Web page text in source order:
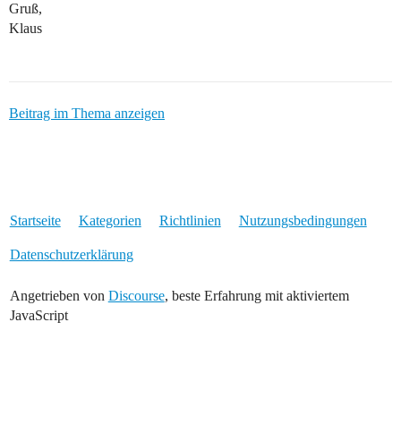
Gruß,
Klaus
Beitrag im Thema anzeigen
Startseite Kategorien Richtlinien Nutzungsbedingungen
Datenschutzerklärung
Angetrieben von Discourse, beste Erfahrung mit aktiviertem
JavaScript